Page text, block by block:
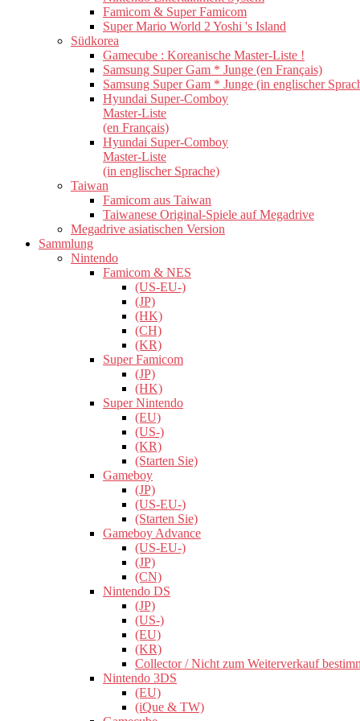
Famicom & Super Famicom
Super Mario World 2 Yoshi 's Island
Südkorea
Gamecube : Koreanische Master-Liste !
Samsung Super Gam * Junge (en Français)
Samsung Super Gam * Junge (in englischer
Hyundai Super-Comboy
Master-Liste
(en Français)
Hyundai Super-Comboy
Master-Liste
(in englischer Sprache)
Taiwan
Famicom aus Taiwan
Taiwanese Original-Spiele auf Megadrive
Megadrive asiatischen Version
Sammlung
Nintendo
Famicom & NES
(US-EU-)
(JP)
(HK)
(CH)
(KR)
Super Famicom
(JP)
(HK)
Super Nintendo
(EU)
(US-)
(KR)
(Starten Sie)
Gameboy
(JP)
(US-EU-)
(Starten Sie)
Gameboy Advance
(US-EU-)
(JP)
(CN)
Nintendo DS
(JP)
(US-)
(EU)
(KR)
Collector / Nicht zum Weiterverkauf
Nintendo 3DS
(EU)
(iQue & TW)